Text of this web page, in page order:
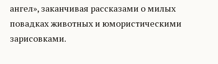
ангел», заканчивая рассказами о милых
повадках животных и юмористическими
зарисовками.